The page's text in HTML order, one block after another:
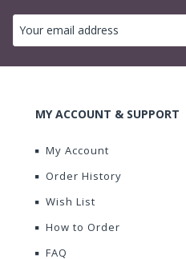
MY ACCOUNT & SUPPORT
My Account
Order History
Wish List
How to Order
FAQ